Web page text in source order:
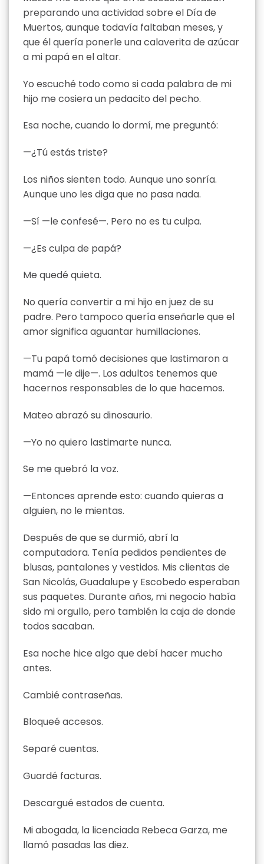
preparando una actividad sobre el Día de
Muertos, aunque todavía faltaban meses, y
que él quería ponerle una calaverita de azúcar
a mi papá en el altar.
Yo escuché todo como si cada palabra de mi
hijo me cosiera un pedacito del pecho.
Esa noche, cuando lo dormí, me preguntó:
—¿Tú estás triste?
Los niños sienten todo. Aunque uno sonría.
Aunque uno les diga que no pasa nada.
—Sí —le confesé—. Pero no es tu culpa.
—¿Es culpa de papá?
Me quedé quieta.
No quería convertir a mi hijo en juez de su
padre. Pero tampoco quería enseñarle que el
amor significa aguantar humillaciones.
—Tu papá tomó decisiones que lastimaron a
mamá —le dije—. Los adultos tenemos que
hacernos responsables de lo que hacemos.
Mateo abrazó su dinosaurio.
—Yo no quiero lastimarte nunca.
Se me quebró la voz.
—Entonces aprende esto: cuando quieras a
alguien, no le mientas.
Después de que se durmió, abrí la
computadora. Tenía pedidos pendientes de
blusas, pantalones y vestidos. Mis clientas de
San Nicolás, Guadalupe y Escobedo esperaban
sus paquetes. Durante años, mi negocio había
sido mi orgullo, pero también la caja de donde
todos sacaban.
Esa noche hice algo que debí hacer mucho
antes.
Cambié contraseñas.
Bloqueé accesos.
Separé cuentas.
Guardé facturas.
Descargué estados de cuenta.
Mi abogada, la licenciada Rebeca Garza, me
llamó pasadas las diez.